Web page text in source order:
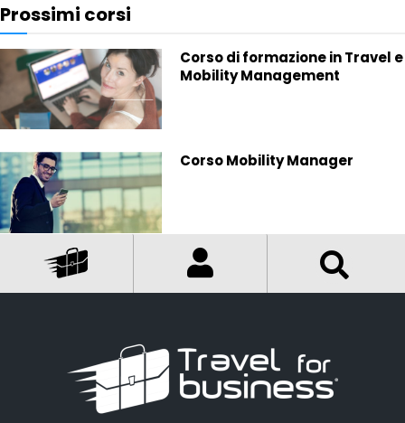
Prossimi corsi
Corso di formazione in Travel e
Mobility Management
Corso Mobility Manager